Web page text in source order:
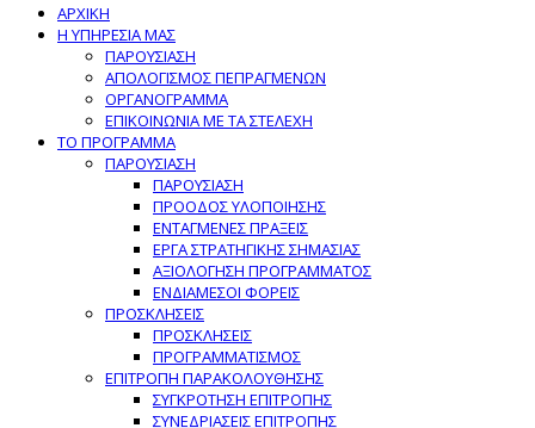
ΑΡΧΙΚΗ
Η ΥΠΗΡΕΣΙΑ ΜΑΣ
ΠΑΡΟΥΣΙΑΣΗ
ΑΠΟΛΟΓΙΣΜΟΣ ΠΕΠΡΑΓΜΕΝΩΝ
ΟΡΓΑΝΟΓΡΑΜΜΑ
ΕΠΙΚΟΙΝΩΝΙΑ ΜΕ ΤΑ ΣΤΕΛΕΧΗ
ΤΟ ΠΡΟΓΡΑΜΜΑ
ΠΑΡΟΥΣΙΑΣΗ
ΠΑΡΟΥΣΙΑΣΗ
ΠΡΟΟΔΟΣ ΥΛΟΠΟΙΗΣΗΣ
ΕΝΤΑΓΜΕΝΕΣ ΠΡΑΞΕΙΣ
ΕΡΓΑ ΣΤΡΑΤΗΓΙΚΗΣ ΣΗΜΑΣΙΑΣ
ΑΞΙΟΛΟΓΗΣΗ ΠΡΟΓΡΑΜΜΑΤΟΣ
ΕΝΔΙΑΜΕΣΟΙ ΦΟΡΕΙΣ
ΠΡΟΣΚΛΗΣΕΙΣ
ΠΡΟΣΚΛΗΣΕΙΣ
ΠΡΟΓΡΑΜΜΑΤΙΣΜΟΣ
ΕΠΙΤΡΟΠΗ ΠΑΡΑΚΟΛΟΥΘΗΣΗΣ
ΣΥΓΚΡΟΤΗΣΗ ΕΠΙΤΡΟΠΗΣ
ΣΥΝΕΔΡΙΑΣΕΙΣ ΕΠΙΤΡΟΠΗΣ